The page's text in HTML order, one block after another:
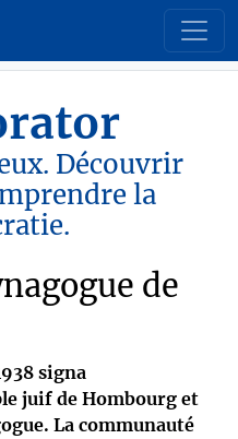
Découvrir
la
de
signa
juif de Hombourg et
. La communauté